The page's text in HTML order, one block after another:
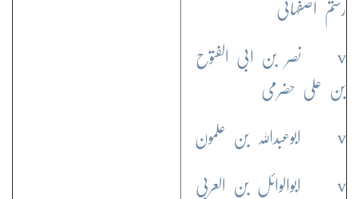
رستم اصفہانی
v نصر بن ابی الفتوح
بن علی حضرمی
v ابوعبداللہ بن علمون
v ابوالوائل بن العربی